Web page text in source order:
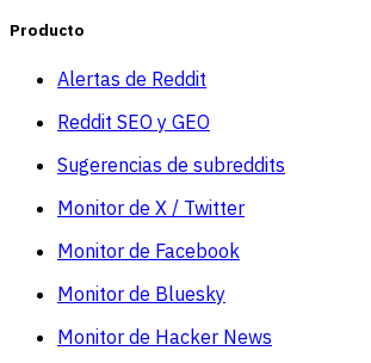
Producto
Alertas de Reddit
Reddit SEO y GEO
Sugerencias de subreddits
Monitor de X / Twitter
Monitor de Facebook
Monitor de Bluesky
Monitor de Hacker News